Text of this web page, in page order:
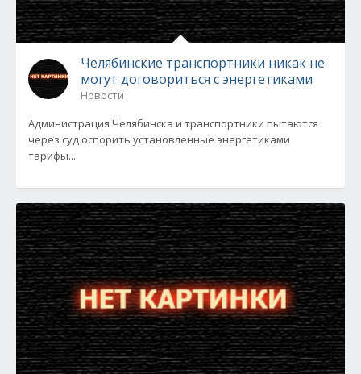
Челябинские транспортники никак не
могут договориться с энергетиками
Новости
Администрация Челябинска и транспортники пытаются
через суд оспорить установленные энергетиками
тарифы...